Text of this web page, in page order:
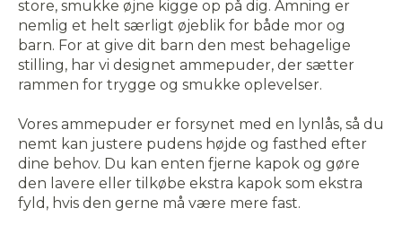
store, smukke øjne kigge op på dig. Amning er
nemlig et helt særligt øjeblik for både mor og
barn. For at give dit barn den mest behagelige
stilling, har vi designet ammepuder, der sætter
rammen for trygge og smukke oplevelser.
Vores ammepuder er forsynet med en lynlås, så du
nemt kan justere pudens højde og fasthed efter
dine behov. Du kan enten fjerne kapok og gøre
den lavere eller tilkøbe ekstra kapok som ekstra
fyld, hvis den gerne må være mere fast.